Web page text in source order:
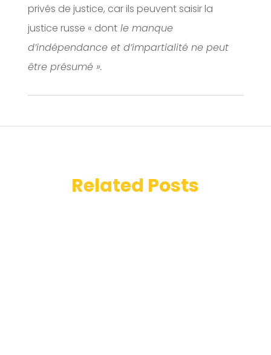
privés de justice, car ils peuvent saisir la
justice russe « dontle manque
d’indépendance et d’impartialité ne peut
être présumé ».
Related Posts